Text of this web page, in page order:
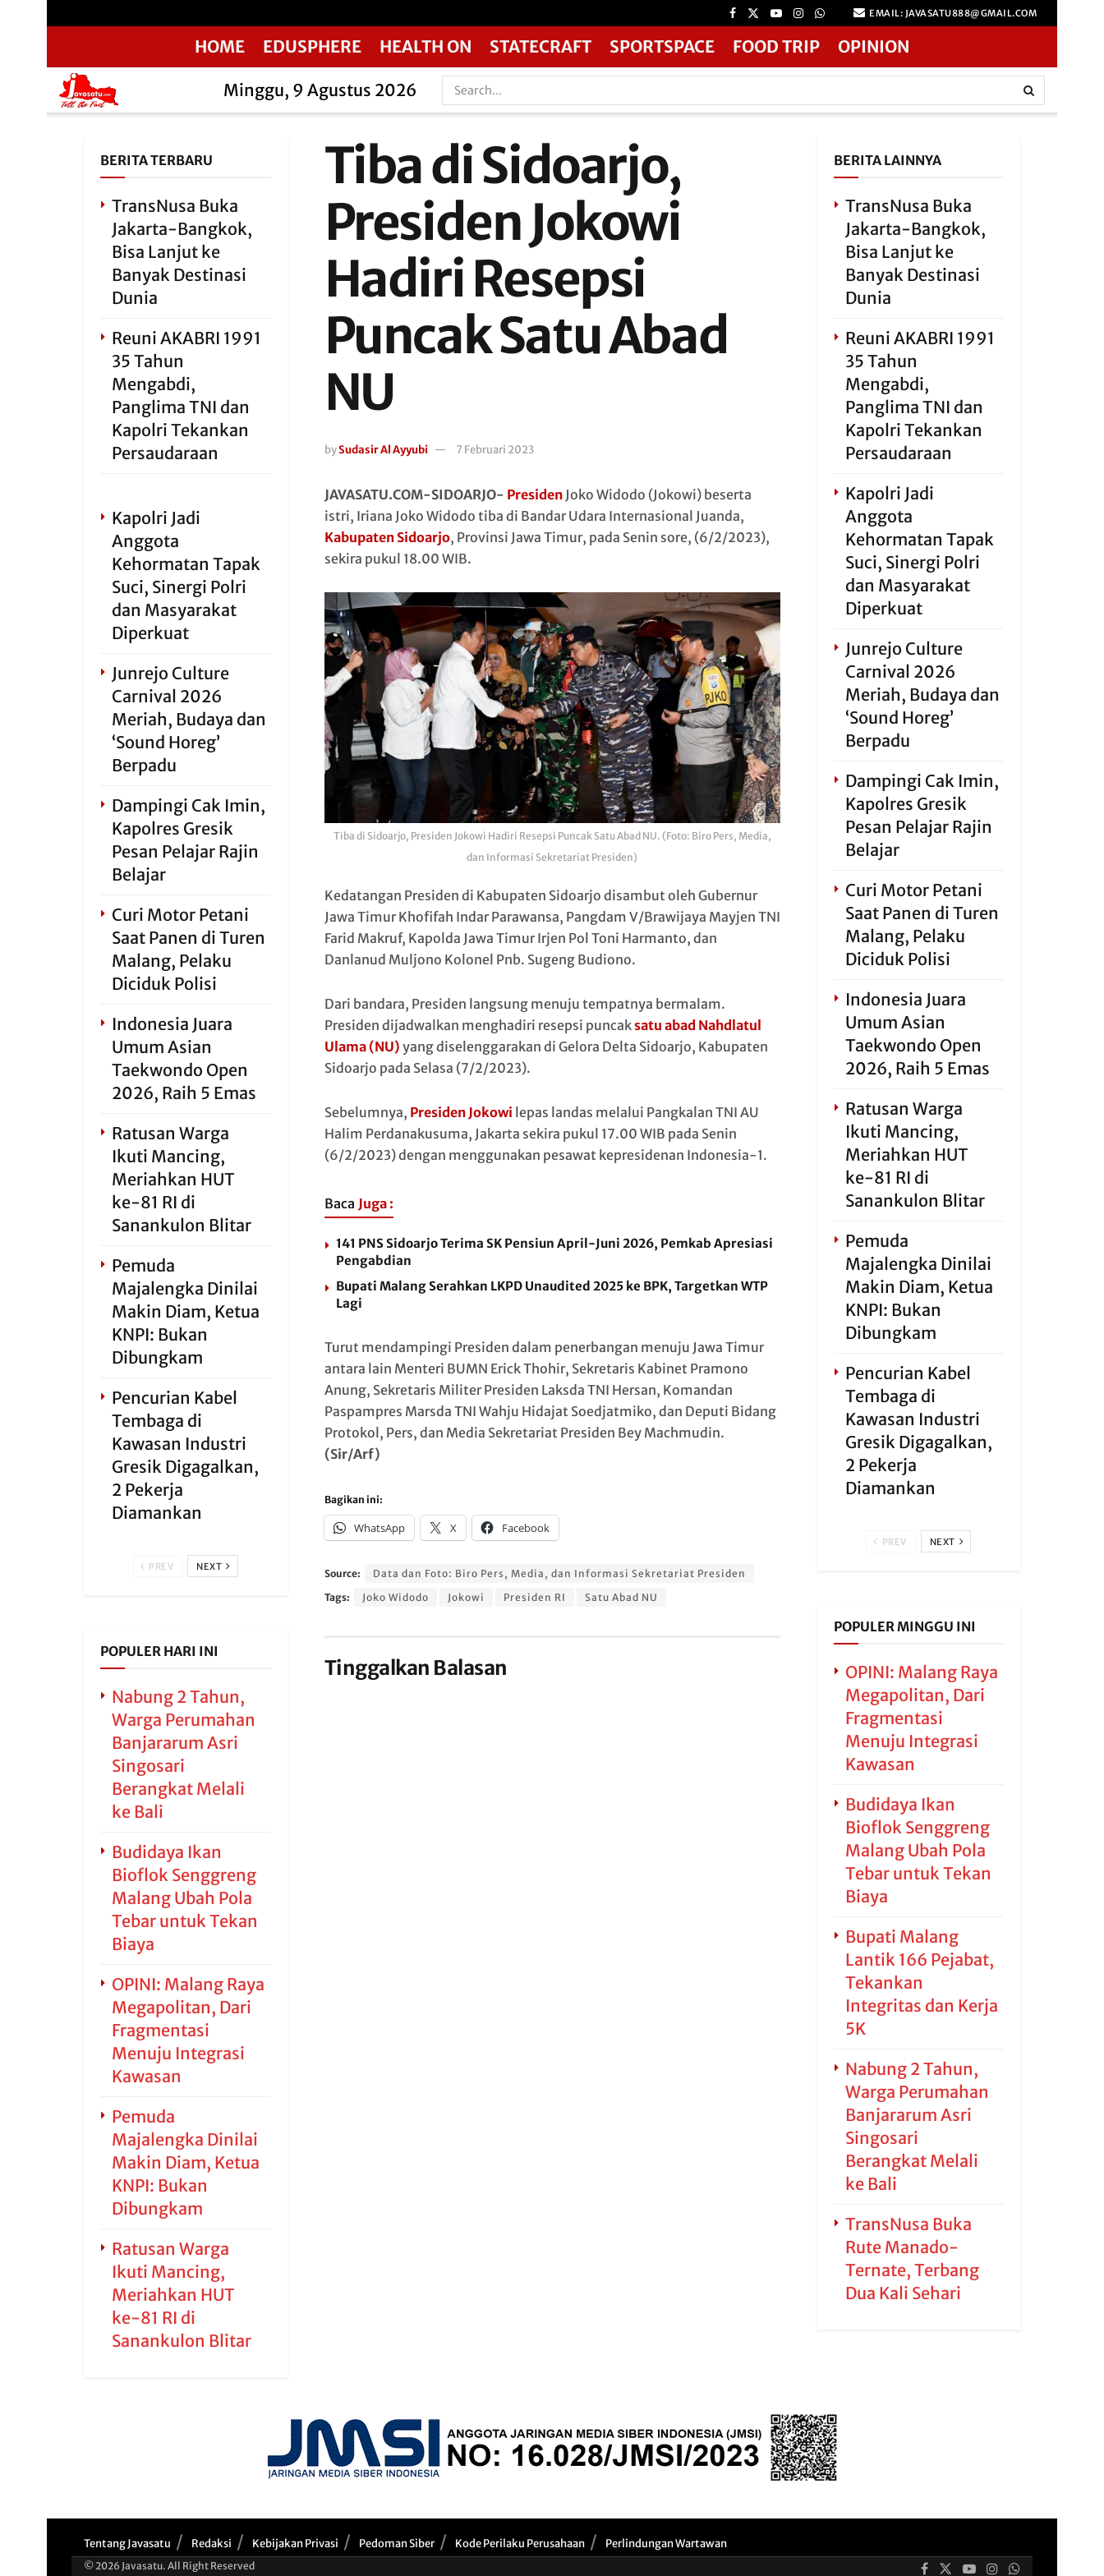
EMAIL: JAVASATU888@GMAIL.COM
HOME EDUSPHERE HEALTH ON STATECRAFT SPORTSPACE FOOD TRIP OPINION
Minggu, 9 Agustus 2026
Tiba di Sidoarjo,
Presiden Jokowi
Hadiri Resepsi
Puncak Satu Abad
NU
bySudasir Al Ayyubi 7 Februari 2023
JAVASATU.COM-SIDOARJO- PresidenJoko Widodo (Jokowi) beserta
istri, Iriana Joko Widodo tiba di Bandar Udara Internasional Juanda,
Kabupaten Sidoarjo, Provinsi Jawa Timur, pada Senin sore, (6/2/2023),
sekira pukul 18.00 WIB.
Tiba di Sidoarjo, Presiden Jokowi Hadiri Resepsi Puncak Satu Abad NU. (Foto: Biro Pers, Media,
dan Informasi Sekretariat Presiden)
Kedatangan Presiden di Kabupaten Sidoarjo disambut oleh Gubernur
Jawa Timur Khofifah Indar Parawansa, Pangdam V/Brawijaya Mayjen TNI
Farid Makruf, Kapolda Jawa Timur Irjen Pol Toni Harmanto, dan
Danlanud Muljono Kolonel Pnb. Sugeng Budiono.
Dari bandara, Presiden langsung menuju tempatnya bermalam.
Presiden dijadwalkan menghadiri resepsi puncaksatu abad Nahdlatul
Ulama (NU) yang diselenggarakan di Gelora Delta Sidoarjo, Kabupaten
Sidoarjo pada Selasa (7/2/2023).
Sebelumnya, Presiden Jokowi lepas landas melalui Pangkalan TNI AU
Halim Perdanakusuma, Jakarta sekira pukul 17.00 WIB pada Senin
(6/2/2023) dengan menggunakan pesawat kepresidenan Indonesia-1.
Baca Juga :
141 PNS Sidoarjo Terima SK Pensiun April-Juni 2026, Pemkab Apresiasi
Pengabdian
Bupati Malang Serahkan LKPD Unaudited 2025 ke BPK, Targetkan WTP
Lagi
Turut mendampingi Presiden dalam penerbangan menuju Jawa Timur
antara lain Menteri BUMN Erick Thohir, Sekretaris Kabinet Pramono
Anung, Sekretaris Militer Presiden Laksda TNI Hersan, Komandan
Paspampres Marsda TNI Wahju Hidajat Soedjatmiko, dan Deputi Bidang
Protokol, Pers, dan Media Sekretariat Presiden Bey Machmudin.
(Sir/Arf)
Bagikan ini:
WhatsApp X Facebook
Source:
Data dan Foto: Biro Pers, Media, dan Informasi Sekretariat Presiden
Tags:
Joko Widodo Jokowi Presiden RI Satu Abad NU
Tinggalkan Balasan
BERITA TERBARU
TransNusa Buka
Jakarta-Bangkok,
Bisa Lanjut ke
Banyak Destinasi
Dunia
Reuni AKABRI 1991
35 Tahun
Mengabdi,
Panglima TNI dan
Kapolri Tekankan
Persaudaraan
Kapolri Jadi
Anggota
Kehormatan Tapak
Suci, Sinergi Polri
dan Masyarakat
Diperkuat
Junrejo Culture
Carnival 2026
Meriah, Budaya dan
‘Sound Horeg’
Berpadu
Dampingi Cak Imin,
Kapolres Gresik
Pesan Pelajar Rajin
Belajar
Curi Motor Petani
Saat Panen di Turen
Malang, Pelaku
Diciduk Polisi
Indonesia Juara
Umum Asian
Taekwondo Open
2026, Raih 5 Emas
Ratusan Warga
Ikuti Mancing,
Meriahkan HUT
ke-81 RI di
Sanankulon Blitar
Pemuda
Majalengka Dinilai
Makin Diam, Ketua
KNPI: Bukan
Dibungkam
Pencurian Kabel
Tembaga di
Kawasan Industri
Gresik Digagalkan,
2 Pekerja
Diamankan
PREV NEXT
POPULER HARI INI
Nabung 2 Tahun,
Warga Perumahan
Banjararum Asri
Singosari
Berangkat Melali
ke Bali
Budidaya Ikan
Bioflok Senggreng
Malang Ubah Pola
Tebar untuk Tekan
Biaya
OPINI: Malang Raya
Megapolitan, Dari
Fragmentasi
Menuju Integrasi
Kawasan
Pemuda
Majalengka Dinilai
Makin Diam, Ketua
KNPI: Bukan
Dibungkam
Ratusan Warga
Ikuti Mancing,
Meriahkan HUT
ke-81 RI di
Sanankulon Blitar
BERITA LAINNYA
TransNusa Buka
Jakarta-Bangkok,
Bisa Lanjut ke
Banyak Destinasi
Dunia
Reuni AKABRI 1991
35 Tahun
Mengabdi,
Panglima TNI dan
Kapolri Tekankan
Persaudaraan
Kapolri Jadi
Anggota
Kehormatan Tapak
Suci, Sinergi Polri
dan Masyarakat
Diperkuat
Junrejo Culture
Carnival 2026
Meriah, Budaya dan
‘Sound Horeg’
Berpadu
Dampingi Cak Imin,
Kapolres Gresik
Pesan Pelajar Rajin
Belajar
Curi Motor Petani
Saat Panen di Turen
Malang, Pelaku
Diciduk Polisi
Indonesia Juara
Umum Asian
Taekwondo Open
2026, Raih 5 Emas
Ratusan Warga
Ikuti Mancing,
Meriahkan HUT
ke-81 RI di
Sanankulon Blitar
Pemuda
Majalengka Dinilai
Makin Diam, Ketua
KNPI: Bukan
Dibungkam
Pencurian Kabel
Tembaga di
Kawasan Industri
Gresik Digagalkan,
2 Pekerja
Diamankan
PREV NEXT
POPULER MINGGU INI
OPINI: Malang Raya
Megapolitan, Dari
Fragmentasi
Menuju Integrasi
Kawasan
Budidaya Ikan
Bioflok Senggreng
Malang Ubah Pola
Tebar untuk Tekan
Biaya
Bupati Malang
Lantik 166 Pejabat,
Tekankan
Integritas dan Kerja
5K
Nabung 2 Tahun,
Warga Perumahan
Banjararum Asri
Singosari
Berangkat Melali
ke Bali
TransNusa Buka
Rute Manado-
Ternate, Terbang
Dua Kali Sehari
Tentang Javasatu Redaksi Kebijakan Privasi Pedoman Siber Kode Perilaku Perusahaan Perlindungan Wartawan
© 2026 Javasatu. All Right Reserved